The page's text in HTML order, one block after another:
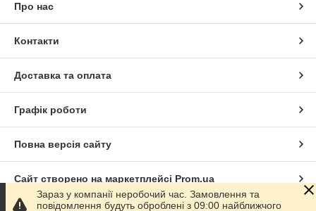
Про нас
Контакти
Доставка та оплата
Графік роботи
Повна версія сайту
Сайт створено на маркетплейсі Prom.ua
Зараз у компанії неробочий час. Замовлення та
повідомлення будуть оброблені з 09:00 найближчого